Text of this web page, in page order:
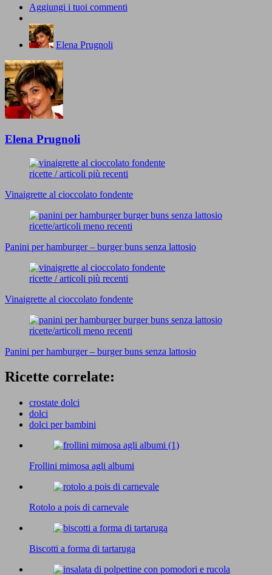
Aggiungi i tuoi commenti
Elena Prugnoli
Elena Prugnoli
ricette / articoli più recenti
Vinaigrette al cioccolato fondente
ricette/articoli meno recenti
Panini per hamburger – burger buns senza lattosio
ricette / articoli più recenti
Vinaigrette al cioccolato fondente
ricette/articoli meno recenti
Panini per hamburger – burger buns senza lattosio
Ricette correlate:
crostate dolci
dolci
dolci per bambini
Frollini mimosa agli albumi
Rotolo a pois di carnevale
Biscotti a forma di tartaruga